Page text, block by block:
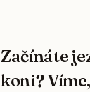
Začínáte
koni?